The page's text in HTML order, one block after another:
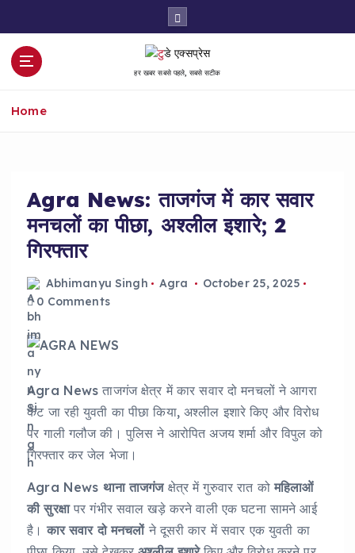
हर खबर सबसे पहले, सबसे सटीक
Home
Agra News: ताजगंज में कार सवार
मनचलों का पीछा, अश्लील इशारे; 2
गिरफ्तार
Abhimanyu Singh Agra
October 25, 2025
0 Comments
Agra News ताजगंज क्षेत्र में कार सवार दो मनचलों ने आगरा
कैंट जा रही युवती का पीछा किया, अश्लील इशारे किए और विरोध
पर गाली गलौज की। पुलिस ने आरोपित अजय शर्मा और विपुल को
गिरफ्तार कर जेल भेजा।
Agra News थाना ताजगंजक्षेत्र में गुरुवार रात कोमहिलाओं
की सुरक्षापर गंभीर सवाल खड़े करने वाली एक घटना सामने आई
है।कार सवार दो मनचलोंने दूसरी कार में सवार एक युवती का